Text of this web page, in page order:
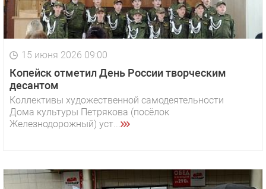
15 июня 2026 09:00
Копейск отметил День России творческим
десантом
Коллективы художественной самодеятельности
Дома культуры Петрякова (посёлок
Железнодорожный) уст...